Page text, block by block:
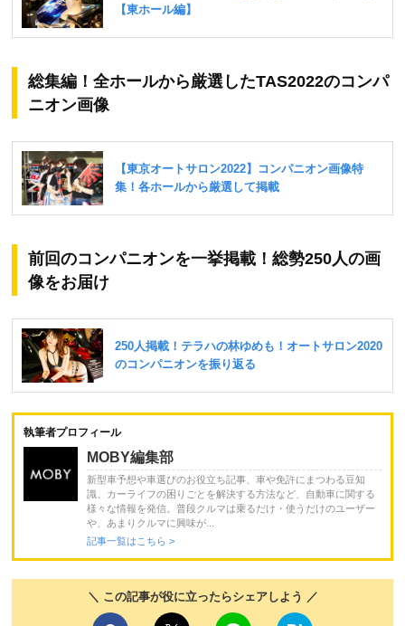
総集編！全ホールから厳選したTAS2022のコンパ
ニオン画像
前回のコンパニオンを一挙掲載！総勢250人の画
像をお届け
執筆者プロフィール
MOBY編集部
新型車予想や車選びのお役立ち記事、車や免許にまつわる豆知
識、カーライフの困りごとを解決する方法など、自動車に関する
様々な情報を発信。普段クルマは乗るだけ・使うだけのユーザー
や、あまりクルマに興味が...
記事一覧はこちら >
＼ この記事が役に立ったらシェアしよう ／